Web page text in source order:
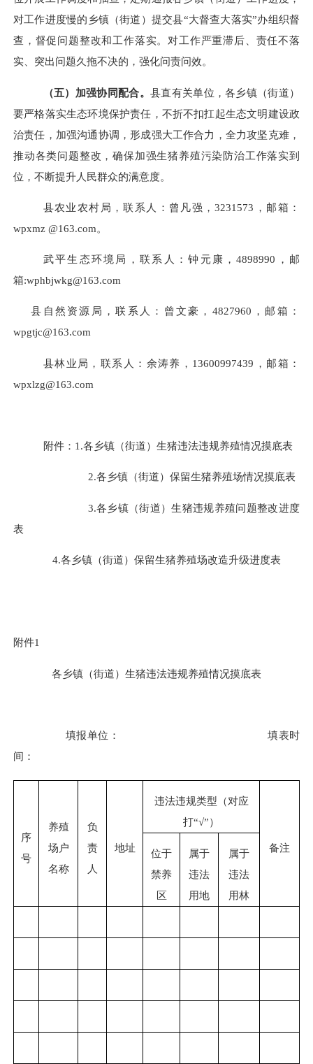
对工作进度慢的乡镇（街道）提交县“大督查大落实”办组织督
查，督促问题整改和工作落实。对工作严重滞后、责任不落
实、突出问题久拖不决的，强化问责问效。
（五）加强协同配合。 县直有关单位，各乡镇（街道）
要严格落实生态环境保护责任，不折不扣扛起生态文明建设政
治责任，加强沟通协调，形成强大工作合力，全力攻坚克难，
推动各类问题整改，确保加强生猪养殖污染防治工作落实到
位，不断提升人民群众的满意度。
县农业农村局，联系人：曾凡强，3231573 ，邮箱：
wpxmz @163.com。
武平生态环境局，联系人：钟元康，4898990 ，邮
箱:wphbjwkg@163.com
县自然资源局，联系人：曾文豪， 4827960 ，邮箱：
wpgtjc@163.com
县林业局，联系人：余涛养， 13600997439 ，邮箱：
wpxlzg@163.com
附件： 1.各乡镇（街道）生猪违法违规养殖情况摸底表
2.各乡镇（街道）保留生猪养殖场情况摸底表
3.各乡镇（街道）生猪违规养殖问题整改进度
表
4.各乡镇（街道）保留生猪养殖场改造升级进度表
附件1
各乡镇（街道）生猪违法违规养殖情况摸底表
填报单位：
填表时
间：
序
号
养殖
场户
名称
负
责
人
地址
违法违规类型（对应
打“√”）
备注
位于
禁养
区
属于
违法
用地
属于
违法
用林